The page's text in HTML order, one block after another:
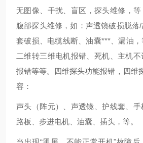
无图像、干扰、盲区，探头维修，等
腹部探头维修，如：声透镜破损脱落
套破损、电缆线断、油囊***、漏油，
二维转三维电机报错、死机、主机
报错等等。四维探头功能报错，四维
容：
声头（阵元）、声透镜、护线套、
路板、步进电机、油囊、插头，等。